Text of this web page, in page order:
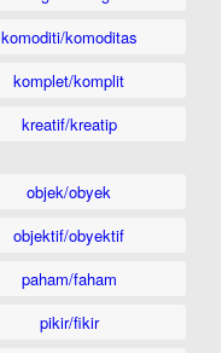
komoditi/komoditas
komplet/komplit
kreatif/kreatip
objek/obyek
objektif/obyektif
paham/faham
pikir/fikir